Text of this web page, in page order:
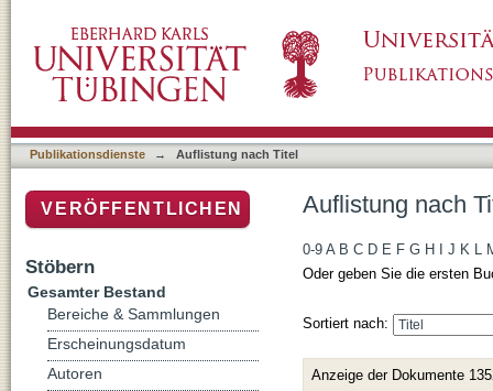
Publikationsdienste → Auflistung nach Titel
Auflistung nach
0-9 A B C D E F G H J K L
Oder geben Sie die ersten
Sortiert nach:
Anzeige der Dokumente
VERÖFFENTLICHEN
Stöbern
Gesamter Bestand
Bereiche & Sammlungen
Erscheinungsdatum
Autoren